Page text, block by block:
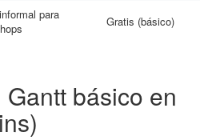
para
Gratis (básico)
básico en